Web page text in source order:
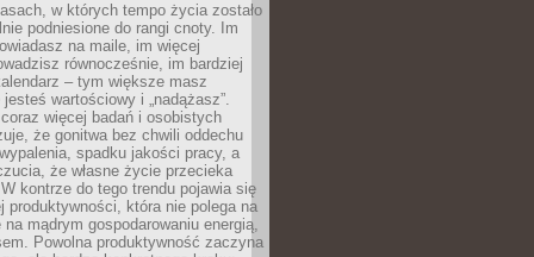
w których tempo życia zostało
podniesione do rangi cnoty. Im
na maile, im więcej
równocześnie, im bardziej
– tym większe masz
wartościowy i „nadążasz”.
więcej badań i osobistych
że gonitwa bez chwili oddechu
spadku jakości pracy, a
że własne życie przecieka
kontrze do tego trendu pojawia się
produktywności, która nie polega na
na mądrym gospodarowaniu energią,
Powolna produktywność zaczyna